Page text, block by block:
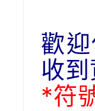
歡
收
*符